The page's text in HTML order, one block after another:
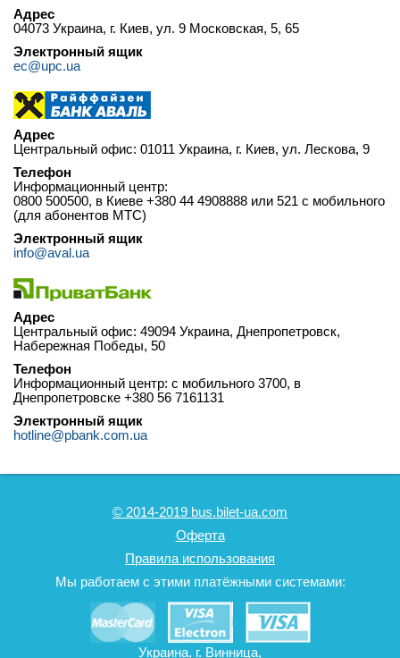
Адрес
04073 Украина, г. Киев, ул. 9 Московская, 5, 65
Электронный ящик
ec@upc.ua
Адрес
Центральный офис: 01011 Украина, г. Киев, ул. Лескова, 9
Телефон
Информационный центр:
0800 500500, в Киеве +380 44 4908888 или 521 с мобильного
(для абонентов МТС)
Электронный ящик
info@aval.ua
Адрес
Центральный офис: 49094 Украина, Днепропетровск,
Набережная Победы, 50
Телефон
Информационный центр: c мобильного 3700, в
Днепропетровске +380 56 7161131
Электронный ящик
hotline@pbank.com.ua
© 2014-2019 bus.bilet-ua.com
Оферта
Правила использования
Мы работаем с этими платёжными системами:
Украина, г. Винница,